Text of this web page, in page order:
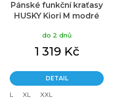
Pánské funkční kraťasy
HUSKY Kiori M modré
do 2 dnů
1 319 Kč
DETAIL
L XL XXL